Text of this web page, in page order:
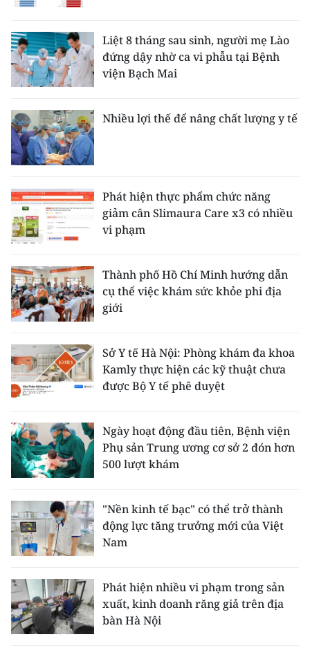
Liệt 8 tháng sau sinh, người mẹ Lào
đứng dậy nhờ ca vi phẫu tại Bệnh
viện Bạch Mai
Nhiều lợi thế để nâng chất lượng y tế
Phát hiện thực phẩm chức năng
giảm cân Slimaura Care x3 có nhiều
vi phạm
Thành phố Hồ Chí Minh hướng dẫn
cụ thể việc khám sức khỏe phi địa
giới
Sở Y tế Hà Nội: Phòng khám đa khoa
Kamly thực hiện các kỹ thuật chưa
được Bộ Y tế phê duyệt
Ngày hoạt động đầu tiên, Bệnh viện
Phụ sản Trung ương cơ sở 2 đón hơn
500 lượt khám
"Nền kinh tế bạc" có thể trở thành
động lực tăng trưởng mới của Việt
Nam
Phát hiện nhiều vi phạm trong sản
xuất, kinh doanh răng giả trên địa
bàn Hà Nội